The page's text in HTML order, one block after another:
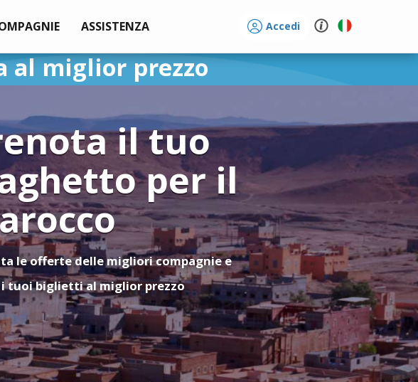
ASSISTENZA Accedi
al miglior prezzo
il tuo
per il
le offerte delle migliori compagnie e
tuoi biglietti al miglior prezzo